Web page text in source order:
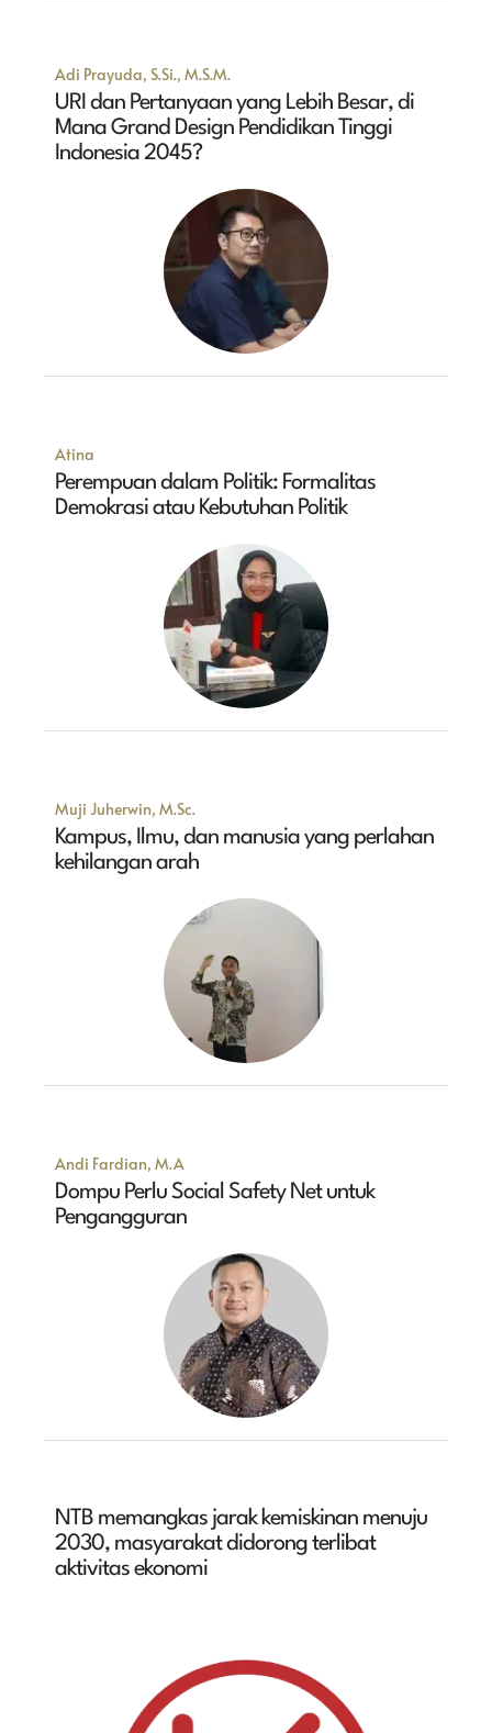
Adi Prayuda, S.Si., M.S.M.
URI dan Pertanyaan yang Lebih Besar, di
Mana Grand Design Pendidikan Tinggi
Indonesia 2045?
Atina
Perempuan dalam Politik: Formalitas
Demokrasi atau Kebutuhan Politik
Muji Juherwin, M.Sc.
Kampus, Ilmu, dan manusia yang perlahan
kehilangan arah
Andi Fardian, M.A
Dompu Perlu Social Safety Net untuk
Pengangguran
NTB memangkas jarak kemiskinan menuju
2030, masyarakat didorong terlibat
aktivitas ekonomi